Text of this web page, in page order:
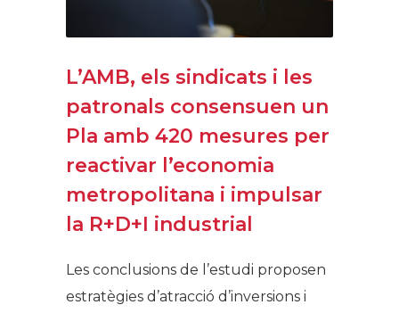
L’AMB, els sindicats i les
patronals consensuen un
Pla amb 420 mesures per
reactivar l’economia
metropolitana i impulsar
la R+D+I industrial
Les conclusions de l’estudi proposen
estratègies d’atracció d’inversions i